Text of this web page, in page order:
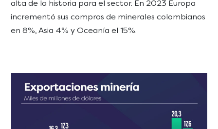
alta de la historia para el sector. En 2023 Europa
incrementó sus compras de minerales colombianos
en 8%, Asia 4% y Oceanía el 15%.